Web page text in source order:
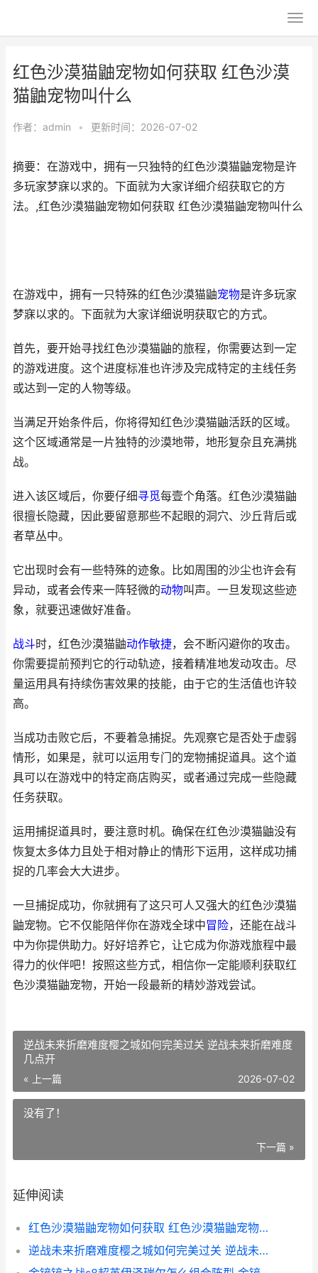
红色沙漠猫鼬宠物如何获取 红色沙漠
猫鼬宠物叫什么
作者： admin • 更新时间：2026-07-02
摘要：在游戏中，拥有一只独特的红色沙漠猫鼬宠物是许
多玩家梦寐以求的。下面就为大家详细介绍获取它的方
法。,红色沙漠猫鼬宠物如何获取 红色沙漠猫鼬宠物叫什么
在游戏中，拥有一只特殊的红色沙漠猫鼬宠物是许多玩家
梦寐以求的。下面就为大家详细说明获取它的方式。
首先，要开始寻找红色沙漠猫鼬的旅程，你需要达到一定
的游戏进度。这个进度标准也许涉及完成特定的主线任务
或达到一定的人物等级。
当满足开始条件后，你将得知红色沙漠猫鼬活跃的区域。
这个区域通常是一片独特的沙漠地带，地形复杂且充满挑
战。
进入该区域后，你要仔细寻觅每壹个角落。红色沙漠猫鼬
很擅长隐藏，因此要留意那些不起眼的洞穴、沙丘背后或
者草丛中。
它出现时会有一些特殊的迹象。比如周围的沙尘也许会有
异动，或者会传来一阵轻微的动物叫声。一旦发现这些迹
象，就要迅速做好准备。
战斗时，红色沙漠猫鼬动作敏捷，会不断闪避你的攻击。
你需要提前预判它的行动轨迹，接着精准地发动攻击。尽
量运用具有持续伤害效果的技能，由于它的生活值也许较
高。
当成功击败它后，不要着急捕捉。先观察它是否处于虚弱
情形，如果是，就可以运用专门的宠物捕捉道具。这个道
具可以在游戏中的特定商店购买，或者通过完成一些隐藏
任务获取。
运用捕捉道具时，要注意时机。确保在红色沙漠猫鼬没有
恢复太多体力且处于相对静止的情形下运用，这样成功捕
捉的几率会大大进步。
一旦捕捉成功，你就拥有了这只可人又强大的红色沙漠猫
鼬宠物。它不仅能陪伴你在游戏全球中冒险，还能在战斗
中为你提供助力。好好培养它，让它成为你游戏旅程中最
得力的伙伴吧！按照这些方式，相信你一定能顺利获取红
色沙漠猫鼬宠物，开始一段最新的精妙游戏尝试。
逆战未来折磨难度樱之城如何完美过关 逆战未来折磨难度
几点开
« 上一篇 2026-07-02
没有了！
下一篇 »
延伸阅读
红色沙漠猫鼬宠物如何获取 红色沙漠猫鼬宠物叫什么
逆战未来折磨难度樱之城如何完美过关 逆战未来折磨难度几点开